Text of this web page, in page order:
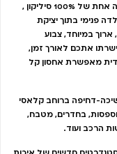
עמידות לאורך זמן: הרב-מגב הדו-כיווני עשוי מיציקה אחת של 100% סיליקון ,
פנימי בתוך יציקת
במיוחד, צבוע
מירבית (מתארך עד 150 ס”מ). ישרתו אתכם לאורך זמן,
מאפשרת אחסון קל
דחיפה ברוחב קלאסי
בחדרים, מטבח,
הרכב ועוד.